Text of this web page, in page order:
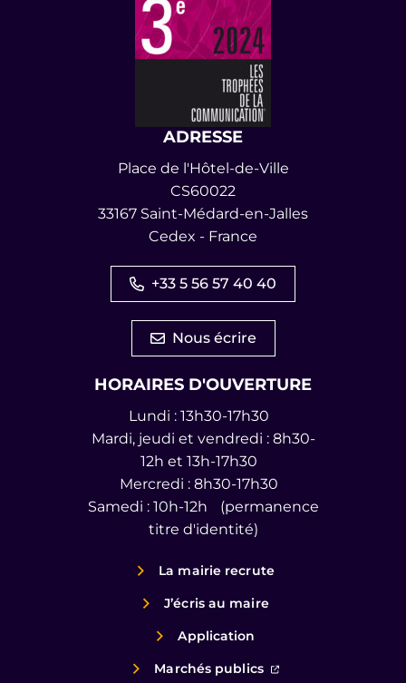
ADRESSE
Place de l'Hôtel-de-Ville
CS60022
33167 Saint-Médard-en-Jalles
Cedex - France
+33 5 56 57 40 40
Nous écrire
HORAIRES D'OUVERTURE
Lundi : 13h30-17h30
Mardi, jeudi et vendredi : 8h30-
12h et 13h-17h30
Mercredi : 8h30-17h30
Samedi : 10h-12h (permanence
titre d'identité)
La mairie recrute
J’écris au maire
Application
Marchés publics
(ouverture dans